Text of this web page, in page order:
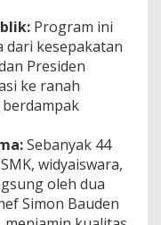
Program ini
dari kesepakatan
Presiden
ke ranah
Sebanyak 44
widyaiswara,
oleh dua
Simon Bauden